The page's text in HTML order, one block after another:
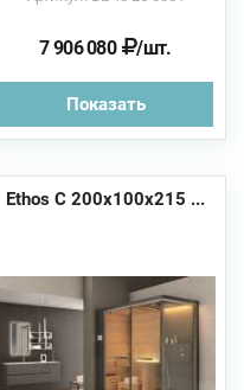
7 906 080 /шт.
Показать
Ethos C 200x100x215 ...